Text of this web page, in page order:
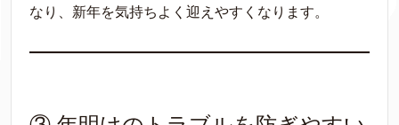
なり、新年を気持ちよく迎えやすくなります。